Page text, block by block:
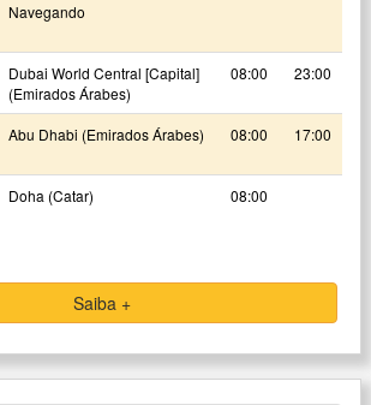
Navegando
Dubai World Central [Capital]
(Emirados Árabes)
08:00 23:00
Abu Dhabi (Emirados Árabes) 08:00 17:00
Doha (Catar) 08:00
Saiba +